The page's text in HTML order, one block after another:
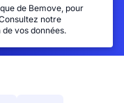
de Bemove, pour
notre
vos données.